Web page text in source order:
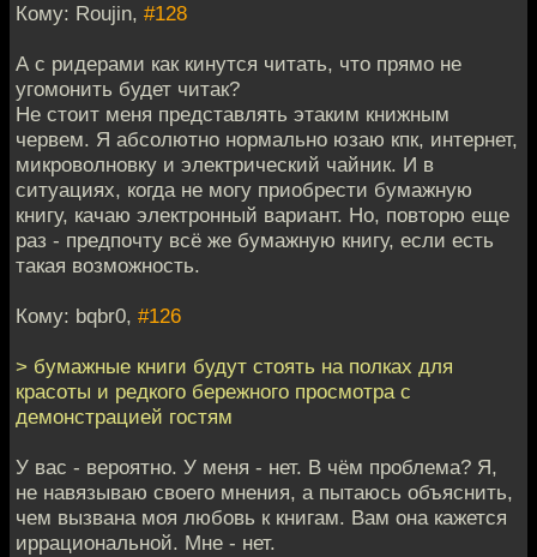
Кому: Roujin, #128
А с ридерами как кинутся читать, что прямо не
угомонить будет читак?
Не стоит меня представлять этаким книжным
червем. Я абсолютно нормально юзаю кпк, интернет,
микроволновку и электрический чайник. И в
ситуациях, когда не могу приобрести бумажную
книгу, качаю электронный вариант. Но, повторю еще
раз - предпочту всё же бумажную книгу, если есть
такая возможность.
Кому: bqbr0, #126
> бумажные книги будут стоять на полках для
красоты и редкого бережного просмотра с
демонстрацией гостям
У вас - вероятно. У меня - нет. В чём проблема? Я,
не навязываю своего мнения, а пытаюсь объяснить,
чем вызвана моя любовь к книгам. Вам она кажется
иррациональной. Мне - нет.